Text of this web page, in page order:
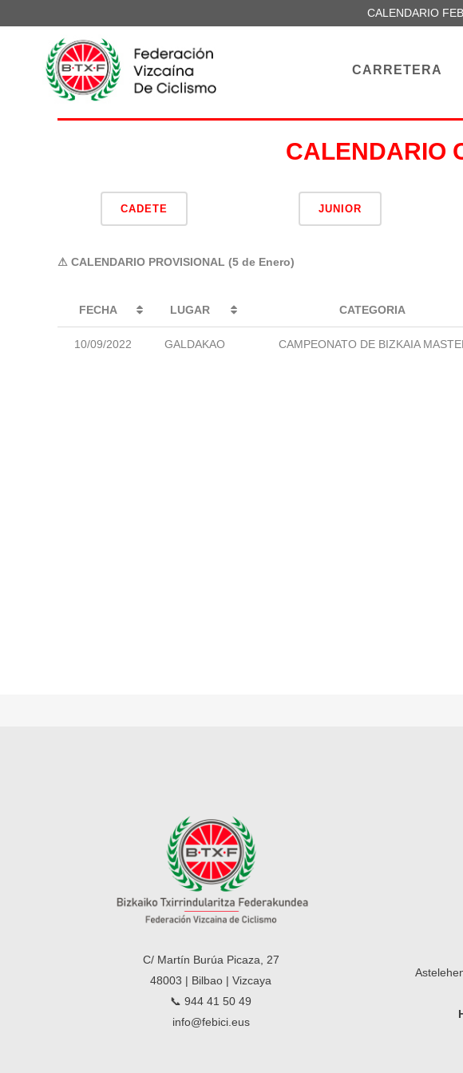
CALENDARIO
CARRETERA
CALENDARIO
CADETE JUNIOR
⚠ CALENDARIO PROVISIONAL (5 de Enero)
FECHA LUGAR CATEGORIA
10/09/2022 GALDAKAO CAMPEONATO DE BIZKAIA
C/ Martín Burúa Picaza, 27
48003 | Bilbao | Vizcaya
📞 944 41 50 49
info@febici.eus